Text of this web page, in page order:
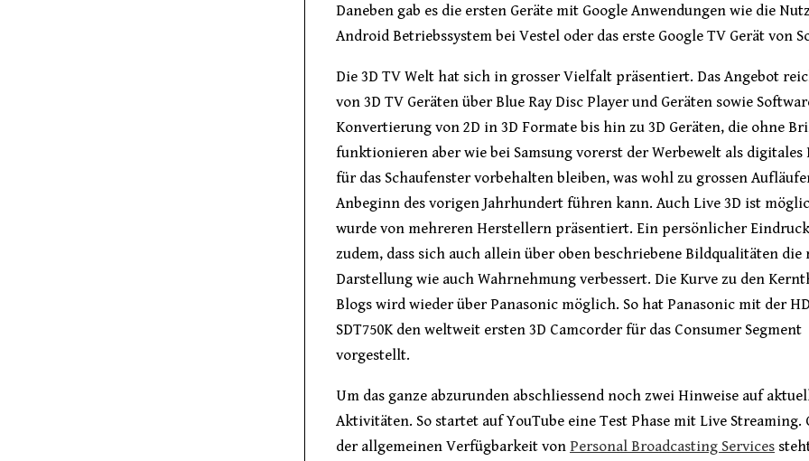
Daneben gab es die ersten Geräte mit Google Anwendungen wie die
Android Betriebssystem bei Vestel oder das erste Google TV Gerät von
Die 3D TV Welt hat sich in grosser Vielfalt präsentiert. Das Angebot
von 3D TV Geräten über Blue Ray Disc Player und Geräten sowie
Konvertierung von 2D in 3D Formate bis hin zu 3D Geräten, die ohne
funktionieren aber wie bei Samsung vorerst der Werbewelt als digitales
für das Schaufenster vorbehalten bleiben, was wohl zu grossen
Anbeginn des vorigen Jahrhundert führen kann. Auch Live 3D ist
wurde von mehreren Herstellern präsentiert. Ein persönlicher
zudem, dass sich auch allein über oben beschriebene Bildqualitäten die
Darstellung wie auch Wahrnehmung verbessert. Die Kurve zu den
Blogs wird wieder über Panasonic möglich. So hat Panasonic mit der
SDT750K den weltweit ersten 3D Camcorder für das Consumer Segment
vorgestellt.
Um das ganze abzurunden abschliessend noch zwei Hinweise auf
Aktivitäten. So startet auf YouTube eine Test Phase mit Live Streaming.
der allgemeinen Verfügbarkeit von Personal Broadcasting Services